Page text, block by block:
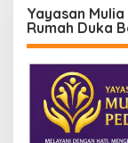
Yayasan
Rumah Duka